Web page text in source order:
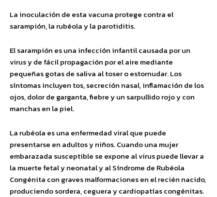
La inoculación de esta vacuna protege contra el
sarampión, la rubéola y la parotiditis.
El sarampión es una infección infantil causada por un
virus y de fácil propagación por el aire mediante
pequeñas gotas de saliva al toser o estornudar. Los
síntomas incluyen tos, secreción nasal, inflamación de los
ojos, dolor de garganta, fiebre y un sarpullido rojo y con
manchas en la piel.
La rubéola es una enfermedad viral que puede
presentarse en adultos y niños. Cuando una mujer
embarazada susceptible se expone al virus puede llevar a
la muerte fetal y neonatal y al Síndrome de Rubéola
Congénita con graves malformaciones en el recién nacido,
produciendo sordera, ceguera y cardiopatías congénitas.